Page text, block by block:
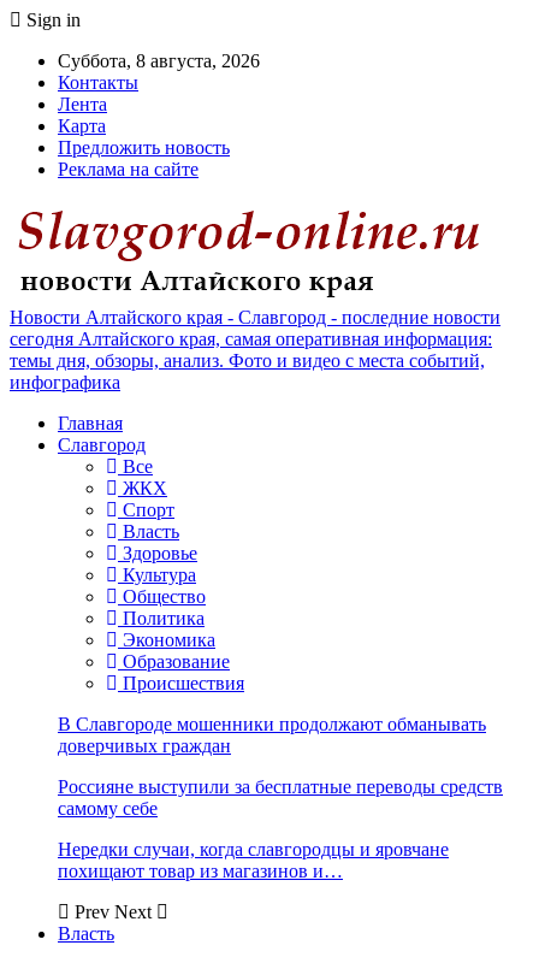
Sign in
Суббота, 8 августа, 2026
Контакты
Лента
Карта
Предложить новость
Реклама на сайте
Новости Алтайского края - Славгород - последние новости
сегодня Алтайского края, самая оперативная информация:
темы дня, обзоры, анализ. Фото и видео с места событий,
инфографика
Главная
Славгород
Все
ЖКХ
Спорт
Власть
Здоровье
Культура
Общество
Политика
Экономика
Образование
Происшествия
В Славгороде мошенники продолжают обманывать
доверчивых граждан
Россияне выступили за бесплатные переводы средств
самому себе
Нередки случаи, когда славгородцы и яровчане
похищают товар из магазинов и…
Prev Next
Власть